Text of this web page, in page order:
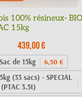
100% résineux-
15kg
439,00 €
Sac de 15kg 6,50 €
(33 sacs) - SPECIAL
3.5t)